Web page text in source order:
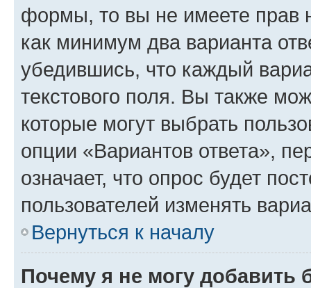
формы, то вы не имеете прав
как минимум два варианта
убедившись, что каждый
текстового поля. Вы также
которые могут выбрать
опции «Вариантов ответа»,
означает, что опрос будет
пользователей изменять
Вернуться к началу
Почему я не могу добавить